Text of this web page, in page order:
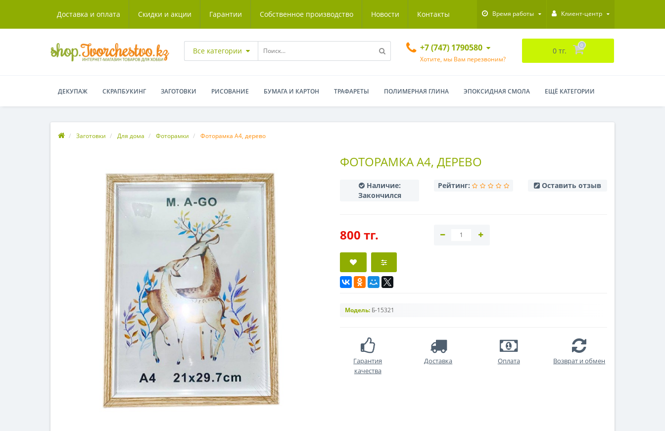
Доставка и оплата Скидки и акции Гарантии Собственное производство Новости Контакты Время работы Клиент-центр
Все категории +7 (747) 1790580
Хотите, мы Вам перезвоним?
0 тг.
0
ДЕКУПАЖ СКРАПБУКИНГ ЗАГОТОВКИ РИСОВАНИЕ БУМАГА И КАРТОН ТРАФАРЕТЫ ПОЛИМЕРНАЯ ГЛИНА ЭПОКСИДНАЯ СМОЛА ЕЩЁ КАТЕГОРИИ
Заготовки Для дома Фоторамки Фоторамка А4, дерево
ФОТОРАМКА А4, ДЕРЕВО
Наличие:
Закончился
Рейтинг: Оставить отзыв
800 тг.
Модель: Б-15321
Гарантия
качества
Доставка Оплата Возврат и обмен